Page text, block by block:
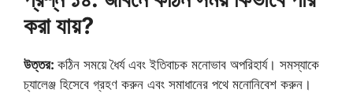
করা যায়?
উত্তর: কঠিন সময়ে ধৈর্য এবং ইতিবাচক মনোভাব অপরিহার্য। সমস্যাকে
চ্যালেঞ্জ হিসেবে গ্রহণ করুন এবং সমাধানের পথে মনোনিবেশ করুন।